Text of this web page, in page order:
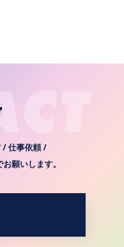
/ 仕事依頼 /
願いします。